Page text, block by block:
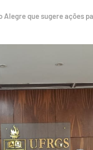
Alegre que sugere ações